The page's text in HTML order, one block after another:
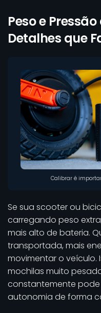
Peso e
Detalhes que
Calibrar é
Se sua scooter ou
carregando peso
mais alto de bateria.
transportada, mais
movimentar o veículo.
mochilas muito
constantemente
autonomia de forma